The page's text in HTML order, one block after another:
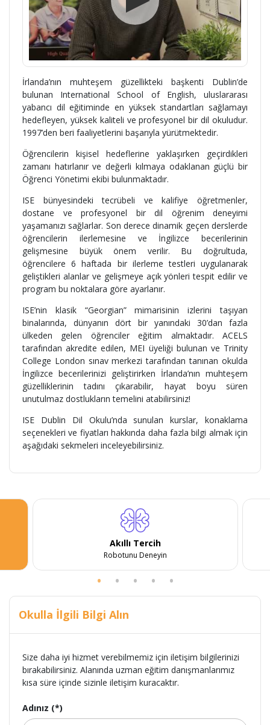
İrlanda’nın muhteşem güzellikteki başkenti Dublin’de
bulunan International School of English, uluslararası
yabancı dil eğitiminde en yüksek standartları sağlamayı
hedefleyen, yüksek kaliteli ve profesyonel bir dil okuludur.
1997’den beri faaliyetlerini başarıyla yürütmektedir.
Öğrencilerin kişisel hedeflerine yaklaşırken geçirdikleri
zamanı hatırlanır ve değerli kılmaya odaklanan güçlü bir
Öğrenci Yönetimi ekibi bulunmaktadır.
ISE bünyesindeki tecrübeli ve kalifiye öğretmenler,
dostane ve profesyonel bir dil öğrenim deneyimi
yaşamanızı sağlarlar. Son derece dinamik geçen derslerde
öğrencilerin ilerlemesine ve İngilizce becerilerinin
gelişmesine büyük önem verilir. Bu doğrultuda,
öğrencilere 6 haftada bir ilerleme testleri uygulanarak
geliştikleri alanlar ve gelişmeye açık yönleri tespit edilir ve
program bu noktalara göre ayarlanır.
ISE’nin klasik “Georgian” mimarisinin izlerini taşıyan
binalarında, dünyanın dört bir yanındaki 30’dan fazla
ülkeden gelen öğrenciler eğitim almaktadır. ACELS
tarafından akredite edilen, MEI üyeliği bulunan ve Trinity
College London sınav merkezi tarafından tanınan okulda
İngilizce becerilerinizi geliştirirken İrlanda’nın muhteşem
güzelliklerinin tadını çıkarabilir, hayat boyu süren
unutulmaz dostlukların temelini atabilirsiniz!
ISE Dublin Dil Okulu’nda sunulan kurslar, konaklama
seçenekleri ve fiyatları hakkında daha fazla bilgi almak için
aşağıdaki sekmeleri inceleyebilirsiniz.
Akıllı Tercih
Robotunu Deneyin
Okulla İlgili Bilgi Alın
Size daha iyi hizmet verebilmemiz için iletişim bilgilerinizi
bırakabilirsiniz. Alanında uzman eğitim danışmanlarımız
kısa süre içinde sizinle iletişim kuracaktır.
Adınız (*)